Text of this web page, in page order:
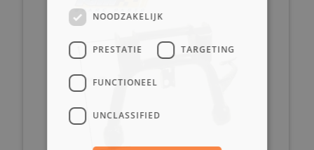
NOODZAKELIJK
PRESTATIE TARGETING
FUNCTIONEEL
UNCLASSIFIED